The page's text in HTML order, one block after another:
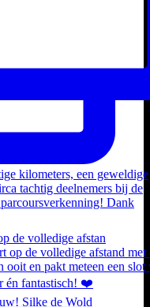
de volledige afstan
Silke de Wold